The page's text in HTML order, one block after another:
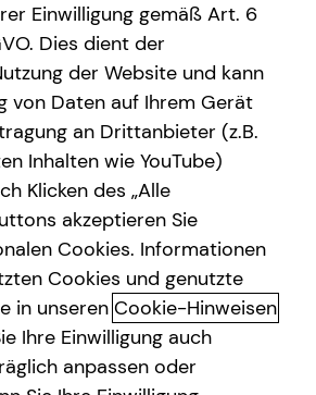
Warum
geschützt
das eigene Auto oder die
Klingt logisch. Aber auch die eigene
Einwilligung gemäß Art. 6
Dies dient der
der Website und kann
von Daten auf Ihrem Gerät
an Drittanbieter (z.B.
Inhalten wie YouTube)
Klicken des „Alle
akzeptieren Sie
Cookies. Informationen
Cookies und genutzte
in unseren Cookie-Hinweisen
Ihre Einwilligung auch
anpassen oder